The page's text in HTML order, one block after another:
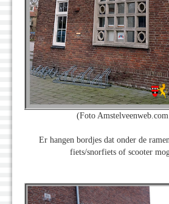
(Foto
Er hangen bordjes dat onder de
fiets/snorfiets of scooter